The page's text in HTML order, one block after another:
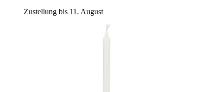
Zustellung bis 11. August